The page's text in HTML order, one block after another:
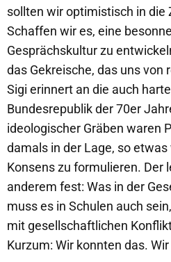
sollten wir optimistisch in die
Schaffen wir es, eine
Gesprächskultur zu
das Gekreische, das uns von
Sigi erinnert an die auch
Bundesrepublik der 70er
ideologischer Gräben waren
damals in der Lage, so
Konsens zu formulieren. Der
anderem fest: Was in der
muss es in Schulen auch
mit gesellschaftlichen
Kurzum: Wir konnten das.